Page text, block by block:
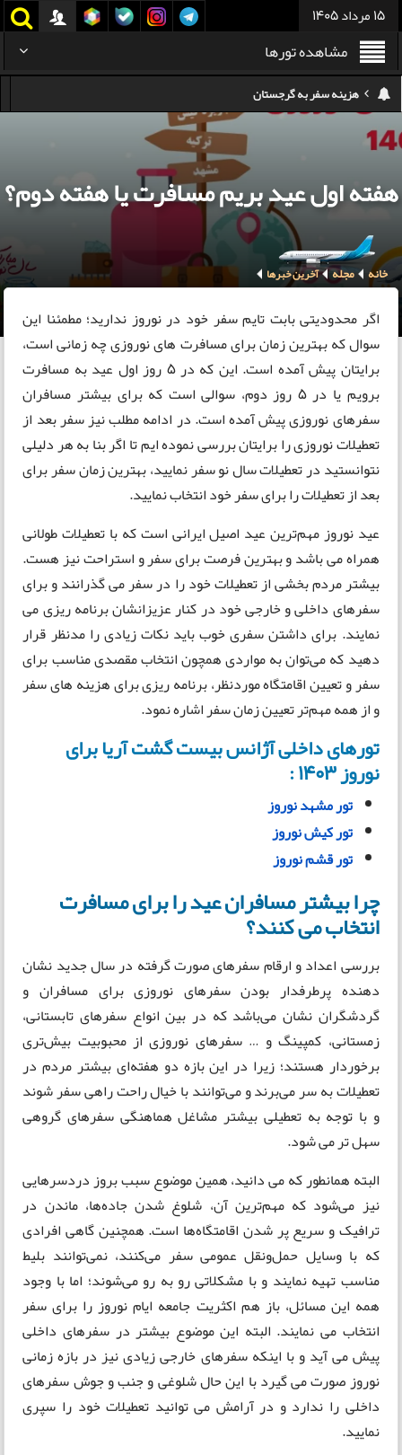
15 مرداد 1405
مشاهده تورها
هزینه سفر به تایلند
کدام هواپیمایی کدام ترمینال مهرآباد؟
استرداد بلیط هواپیما در شرایط جنگی
هزینه تفریحات استانبول ۲۰۲۵
سفر به ارمنستان | دیدنی‌ها و تجربیات جذاب
معرفی بهترین غذاهای محلی و خیابانی دبی
هزینه سفر به گرجستان
هفته اول عید بریم مسافرت یا هفته دوم؟
خانه مجله آخرین خبرها
اگر محدودیتی بابت تایم سفر خود در نوروز ندارید؛ مطمئنا این
سوال که بهترین زمان برای مسافرت های نوروزی چه زمانی است،
برایتان پیش آمده است. این که در 5 روز اول عید به مسافرت
برویم یا در 5 روز دوم، سوالی است که برای بیشتر مسافران
سفرهای نوروزی پیش آمده است. در ادامه مطلب نیز سفر بعد از
تعطیلات نوروزی را برایتان بررسی نموده ایم تا اگر بنا به هر دلیلی
نتوانستید در تعطیلات سال نو سفر نمایید، بهترین زمان سفر برای
بعد از تعطیلات را برای سفر خود انتخاب نمایید.
عید نوروز مهم‌ترین عید اصیل ایرانی است که با تعطیلات طولانی
همراه می باشد و بهترین فرصت برای سفر و استراحت نیز هست.
بیشتر مردم بخشی از تعطیلات خود را در سفر می گذرانند و برای
سفرهای داخلی و خارجی خود در کنار عزیزانشان برنامه ریزی می
نمایند. برای داشتن سفری خوب باید نکات زیادی را مدنظر قرار
دهید که می‌توان به مواردی همچون انتخاب مقصدی مناسب برای
سفر و تعیین اقامتگاه موردنظر، برنامه ریزی برای هزینه های سفر
و از همه مهم‌تر تعیین زمان سفر اشاره نمود.
تورهای داخلی آژانس بیست گشت آریا برای
نوروز 1403 :
تور مشهد نوروز
تور کیش نوروز
تور قشم نوروز
چرا بیشتر مسافران عید را برای مسافرت
انتخاب می کنند؟
بررسی اعداد و ارقام سفرهای صورت گرفته در سال جدید نشان
دهنده پرطرفدار بودن سفرهای نوروزی برای مسافران و
گردشگران نشان می‌باشد که در بین انواع سفرهای تابستانی،
زمستانی، کمپینگ و … سفرهای نوروزی از محبوبیت بیش‌تری
برخوردار هستند؛ زیرا در این بازه دو هفته‌ای بیشتر مردم در
تعطیلات به سر می‌برند و می‌توانند با خیال راحت راهی سفر شوند
و با توجه به تعطیلی بیشتر مشاغل هماهنگی سفرهای گروهی
سهل تر می شود.
البته همانطور که می دانید، همین موضوع سبب بروز دردسرهایی
نیز می‌شود که مهم‌ترین آن، شلوغ شدن جاده‌ها، ماندن در
ترافیک و سریع پر شدن اقامتگاه‌ها است. همچنین گاهی افرادی
که با وسایل حمل‌ونقل عمومی سفر می‌کنند، نمی‌توانند بلیط
مناسب تهیه نمایند و با مشکلاتی رو به رو می‌شوند؛ اما با وجود
همه این مسائل، باز هم اکثریت جامعه ایام نوروز را برای سفر
انتخاب می نمایند. البته این موضوع بیشتر در سفرهای داخلی
پیش می آید و با اینکه سفرهای خارجی زیادی نیز در بازه زمانی
نوروز صورت می گیرد با این حال شلوغی و جنب و جوش سفرهای
داخلی را ندارد و در آرامش می توانید تعطیلات خود را سپری
نمایید.